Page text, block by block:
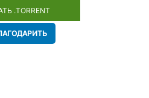
.TORRENT